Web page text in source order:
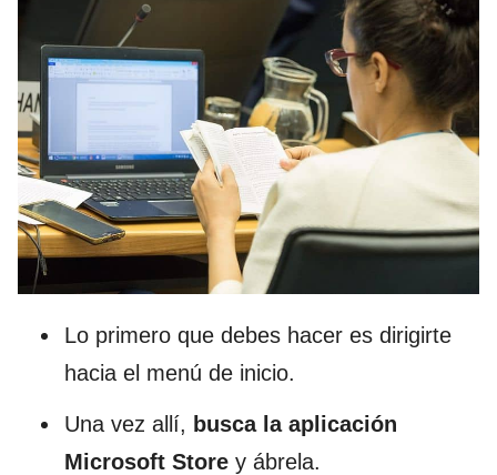
Lo primero que debes hacer es dirigirte
hacia el menú de inicio.
Una vez allí, busca la aplicación
Microsoft Store y ábrela.